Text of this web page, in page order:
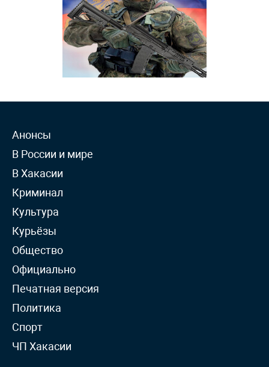
Анонсы
В России и мире
В Хакасии
Криминал
Культура
Курьёзы
Общество
Официально
Печатная версия
Политика
Спорт
ЧП Хакасии